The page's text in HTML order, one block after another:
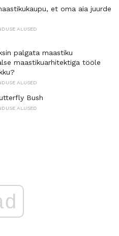
et oma aia juurde
ALUSED
palgata maastiku
maastikuarhitektiga tööle
ALUSED
Bush
ALUSED